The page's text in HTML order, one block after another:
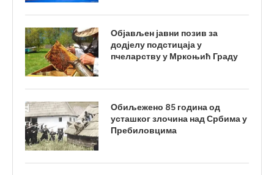
Објављен јавни позив за
додјелу подстицаја у
пчеларству у Мркоњић Граду
Обиљежено 85 година од
усташког злочина над Србима у
Пребиловцима